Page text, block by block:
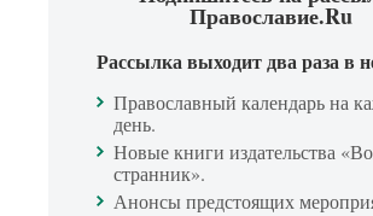
Православие.Ru
Рассылка выходит два раза в
Православный календарь на
день.
Новые книги издательства
странник».
Анонсы предстоящих